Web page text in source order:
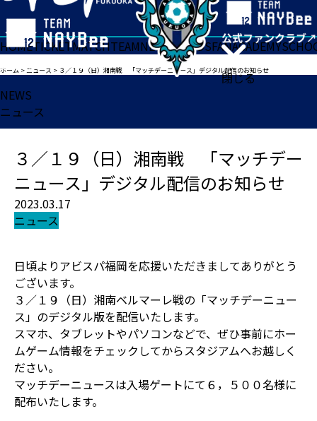
閉じる
HOMETICKETMATCHTEAMNEWSGOODSFANACADEMY
ホーム >ニュース > ３／１９（日）湘南戦 「マッチデーニュース」デジタル配信のお知らせ
NEWS
ニュース
３／１９（日）湘南戦 「マッチデー
ニュース」デジタル配信のお知らせ
2023.03.17
ニュース
日頃よりアビスパ福岡を応援いただきましてありがとう
ございます。
３／１９（日）湘南ベルマーレ戦の「マッチデーニュー
ス」のデジタル版を配信いたします。
スマホ、タブレットやパソコンなどで、ぜひ事前にホー
ムゲーム情報をチェックしてからスタジアムへお越しく
ださい。
マッチデーニュースは入場ゲートにて６，５００名様に
配布いたします。